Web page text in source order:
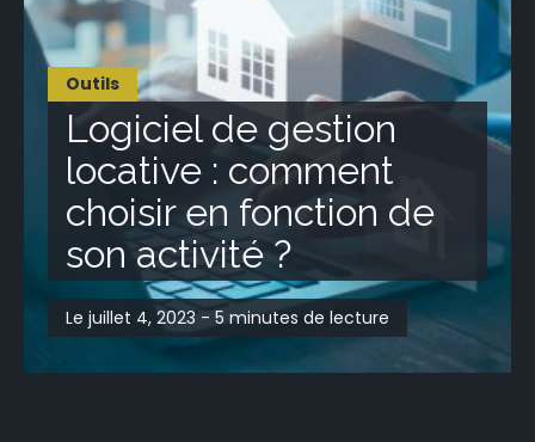
Outils
Logiciel de gestion
locative : comment
choisir en fonction de
son activité ?
Le juillet 4, 2023 - 5 minutes de lecture